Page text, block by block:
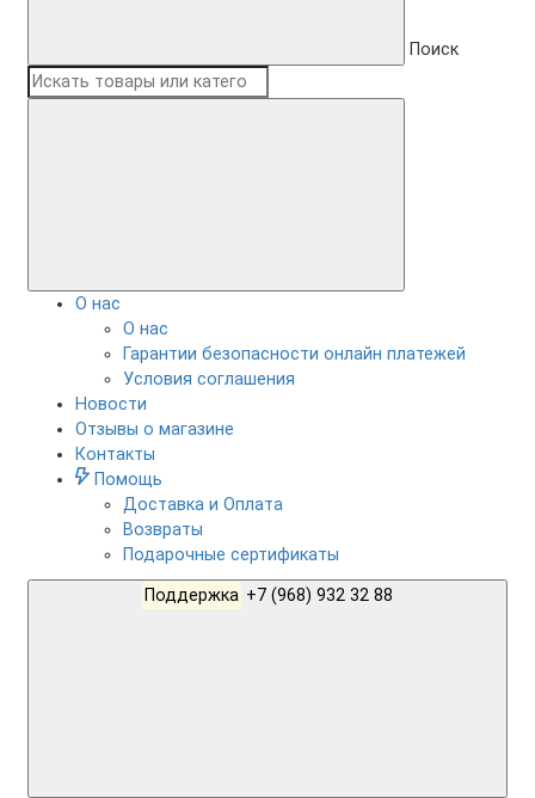
Поиск
О нас
О нас
Гарантии безопасности онлайн платежей
Условия соглашения
Новости
Отзывы о магазине
Контакты
Помощь
Доставка и Оплата
Возвраты
Подарочные сертификаты
Поддержка